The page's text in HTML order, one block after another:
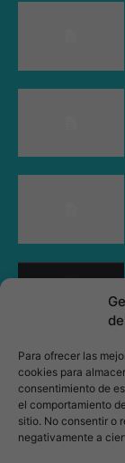
Para ofrecer las
cookies para
consentimiento de
el comportamiento
sitio. No consentir o
negativamente a
Empresa
Acerca de